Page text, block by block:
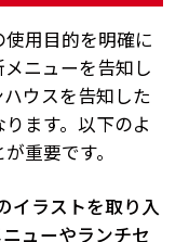
用目的を明確に
ニューを告知し
ウスを告知した
ます。以下のよ
重要です。
イラストを取り入
ューやランチセ